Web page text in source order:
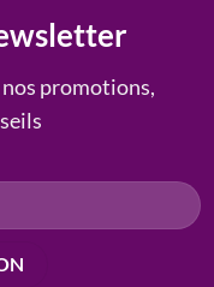
promotions,